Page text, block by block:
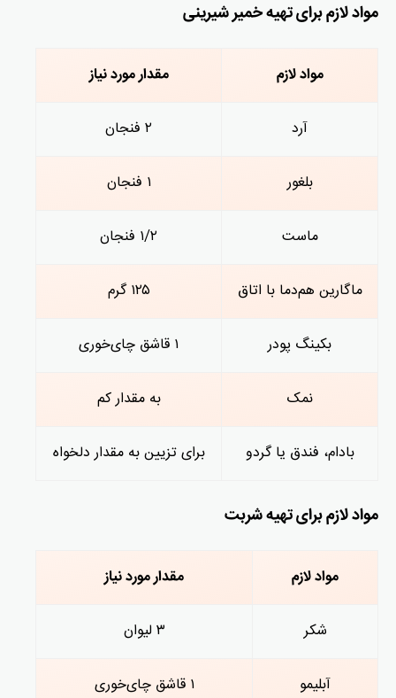
مواد لازم برای تهیه خمیر شیرینی
مواد لازم مقدار مورد نیاز
آرد ۲ فنجان
بلغور ۱ فنجان
ماست ۱/۲ فنجان
ماگارین هم‌دما با اتاق ۱۲۵ گرم
بکینگ پودر ۱ قاشق چای‌خوری
نمک به مقدار کم
بادام، فندق یا گردو برای تزیین به مقدار دلخواه
مواد لازم برای تهیه شربت
مواد لازم مقدار مورد نیاز
شکر ۳ لیوان
آبلیمو ۱ قاشق چای‌خوری